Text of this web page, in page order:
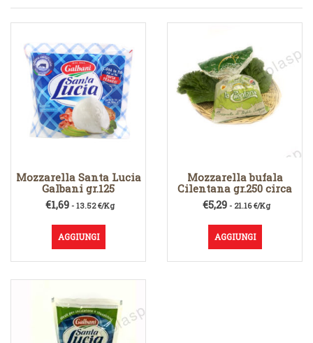
Mozzarella Santa Lucia
Galbani gr.125
€1,69 - 13.52 €/Kg
AGGIUNGI
Mozzarella bufala
Cilentana gr.250 circa
€5,29 - 21.16 €/Kg
AGGIUNGI